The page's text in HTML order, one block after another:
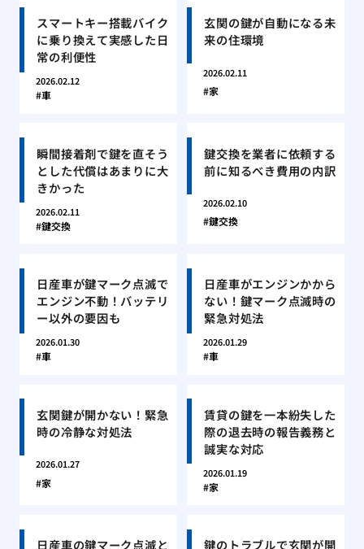
スマートキー搭載バイク
に乗り換えて実感した日
常の利便性
2026.02.12
車
玄関の鍵が自動になる未
来の住環境
2026.02.11
家
瞬間接着剤で鍵を直そう
とした代償はあまりに大
きかった
2026.02.11
鍵交換
鍵交換を業者に依頼する
前に知るべき費用の内訳
2026.02.10
鍵交換
日産車が鍵マーク点滅で
エンジン不動！バッテリ
ー以外の要因も
2026.01.30
車
日産車がエンジンかから
ない！鍵マーク点滅時の
緊急対処法
2026.01.29
車
玄関鍵が開かない！緊急
時の冷静な対処法
2026.01.27
家
賃貸の鍵を一本紛失した
際の退去時の報告義務と
誠実な対応
2026.01.19
家
日産車の鍵マーク点滅と
鍵のトラブルで玄関が開